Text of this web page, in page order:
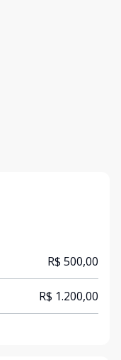
R$ 500,00
R$ 1.200,00